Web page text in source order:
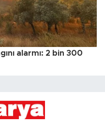
alarmı: 2 bin 300